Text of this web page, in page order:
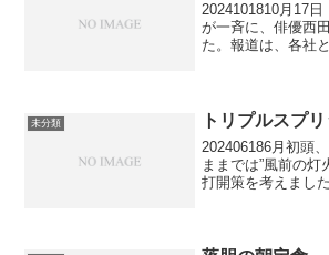
2024101810月17
が一斉に、俳優西
た。報道は、各社
ドラマ等々に出...
未分類 トリプルスプリ
202406186月初頭
ままでは”風前の灯
打開策を考えまし